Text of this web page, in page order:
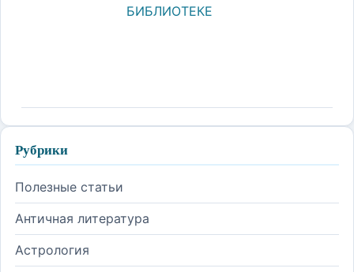
БИБЛИОТЕКЕ
Рубрики
Полезные статьи
Античная литература
Астрология